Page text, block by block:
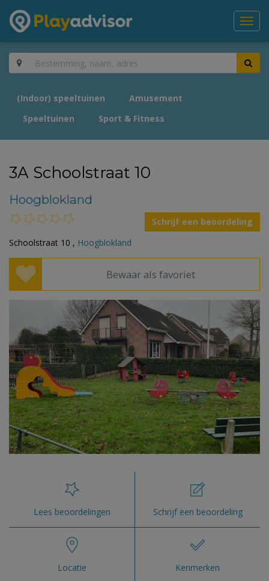
(Indoor) speeltuinen
Amusement
Speeltuinen
Sport & Fitness
3A Schoolstraat 10
Hoogblokland
Schrijf een beoordeling
Schoolstraat 10 , Hoogblokland
Bewaar als favoriet
Lees beoordelingen Schrijf een beoordeling
Locatie Kenmerken